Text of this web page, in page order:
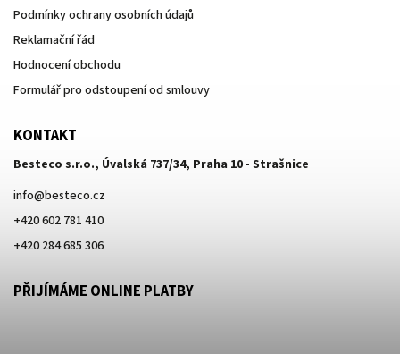
Podmínky ochrany osobních údajů
Reklamační řád
Hodnocení obchodu
Formulář pro odstoupení od smlouvy
KONTAKT
Besteco s.r.o., Úvalská 737/34, Praha 10 - Strašnice
info@besteco.cz
+420 602 781 410
+420 284 685 306
PŘIJÍMÁME ONLINE PLATBY